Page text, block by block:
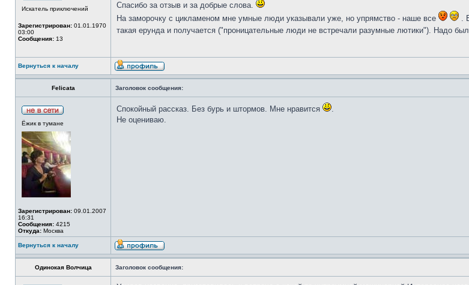
Искатель приключений
Зарегистрирован: 01.01.1970
03:00
Сообщения: 13
Спасибо за отзыв и за добрые слова.
На заморочку с цикламеном мне умные люди указывали уже, но упрямство - наше все
.
такая ерунда и получается ("проницательные люди не встречали разумные лютики"). Надо
Вернуться к началу
Felicata Заголовок сообщения:
Ёжик в тумане
Зарегистрирован: 09.01.2007
16:31
Сообщения: 4215
Откуда: Москва
Спокойный рассказ. Без бурь и штормов. Мне нравится
.
Не оцениваю.
Вернуться к началу
Одинокая Волчица Заголовок сообщения: